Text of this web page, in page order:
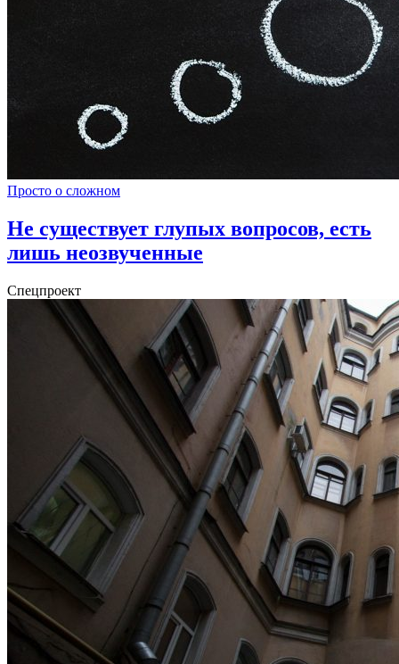
Просто о сложном
Не существует глупых вопросов, есть
лишь неозвученные
Спецпроект